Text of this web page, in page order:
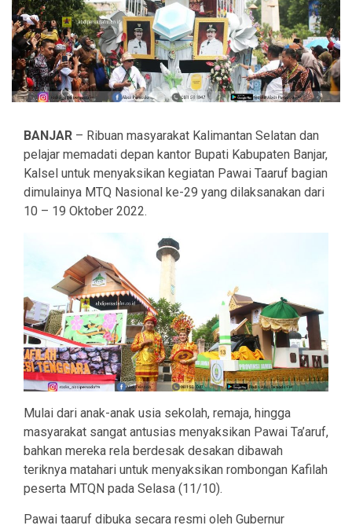
BANJAR – Ribuan masyarakat Kalimantan Selatan dan
pelajar memadati depan kantor Bupati Kabupaten Banjar,
Kalsel untuk menyaksikan kegiatan Pawai Taaruf bagian
dimulainya MTQ Nasional ke-29 yang dilaksanakan dari
10 – 19 Oktober 2022.
Mulai dari anak-anak usia sekolah, remaja, hingga
masyarakat sangat antusias menyaksikan Pawai Ta’aruf,
bahkan mereka rela berdesak desakan dibawah
teriknya matahari untuk menyaksikan rombongan Kafilah
peserta MTQN pada Selasa (11/10).
Pawai taaruf dibuka secara resmi oleh Gubernur